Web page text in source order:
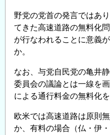
野党の党首の発言ではあ
てきた高速道路の無料化
が行なわれることに意義
か。
なお、与党自民党の亀井
委員会の議論とは一線を
による通行料金の無料化
欧米では高速道路は原則
か、有料の場合（仏・伊